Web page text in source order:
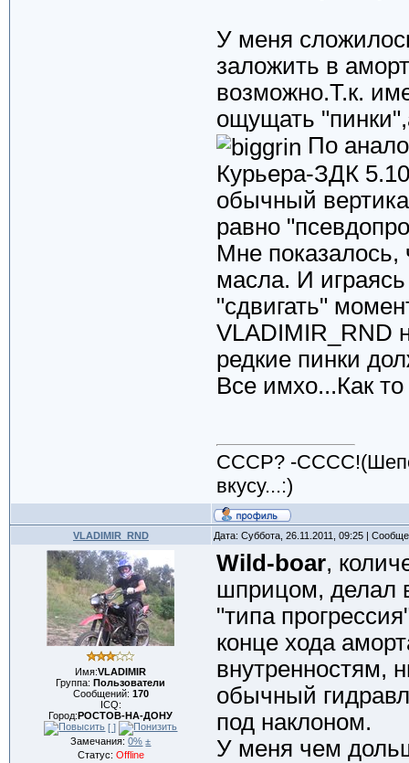
У меня
заложить в
возможно.Т.к.
ощущать
По
Курьера-ЗДК
обычный
равно
Мне показалось,
масла. И
"сдвигать"
VLADIMIR_RND
редкие пинки
Все имхо...Как то
CCCР? -
вкусу...:)
VLADIMIR_RND Дата: Суббота, 26.11.2011, 09:25 |
Имя:VLADIMIR
Группа:Пользователи
Сообщений: 170
ICQ:
Город:РОСТОВ-НА-ДОНУ
[ ]
Замечания:0% ±
Статус: Offline
Wild-boar,
шприцом, делал
"типа
конце хода
внутренностям,
обычный
под наклоном.
У меня чем